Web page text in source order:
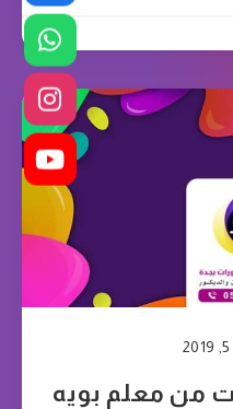
من معلم بويه